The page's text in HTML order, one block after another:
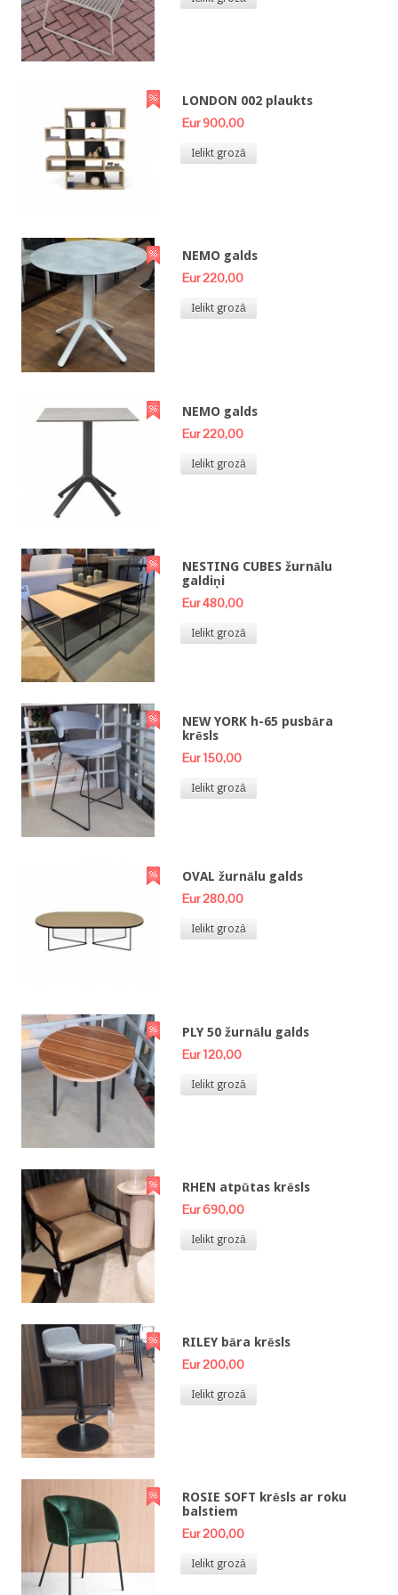
LONDON 002 plaukts
Eur 900,00
Ielikt grozā
NEMO galds
Eur 220,00
Ielikt grozā
NEMO galds
Eur 220,00
Ielikt grozā
NESTING CUBES žurnālu
galdiņi
Eur 480,00
Ielikt grozā
NEW YORK h-65 pusbāra
krēsls
Eur 150,00
Ielikt grozā
OVAL žurnālu galds
Eur 280,00
Ielikt grozā
PLY 50 žurnālu galds
Eur 120,00
Ielikt grozā
RHEN atpūtas krēsls
Eur 690,00
Ielikt grozā
RILEY bāra krēsls
Eur 200,00
Ielikt grozā
ROSIE SOFT krēsls ar roku
balstiem
Eur 200,00
Ielikt grozā